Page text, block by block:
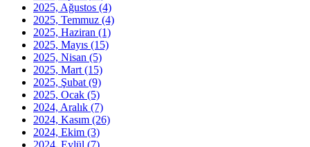
2025, Ağustos (4)
2025, Temmuz (4)
2025, Haziran (1)
2025, Mayıs (15)
2025, Nisan (5)
2025, Mart (15)
2025, Şubat (9)
2025, Ocak (5)
2024, Aralık (7)
2024, Kasım (26)
2024, Ekim (3)